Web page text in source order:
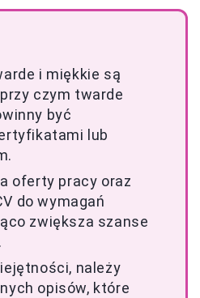
i miękkie są
czym twarde
być
lub
oferty pracy oraz
do wymagań
zwiększa szanse
należy
opisów, które